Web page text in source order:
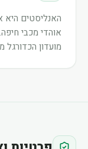
האנליסטים היא
אוהדי מכבי
מועדון הכדורגל